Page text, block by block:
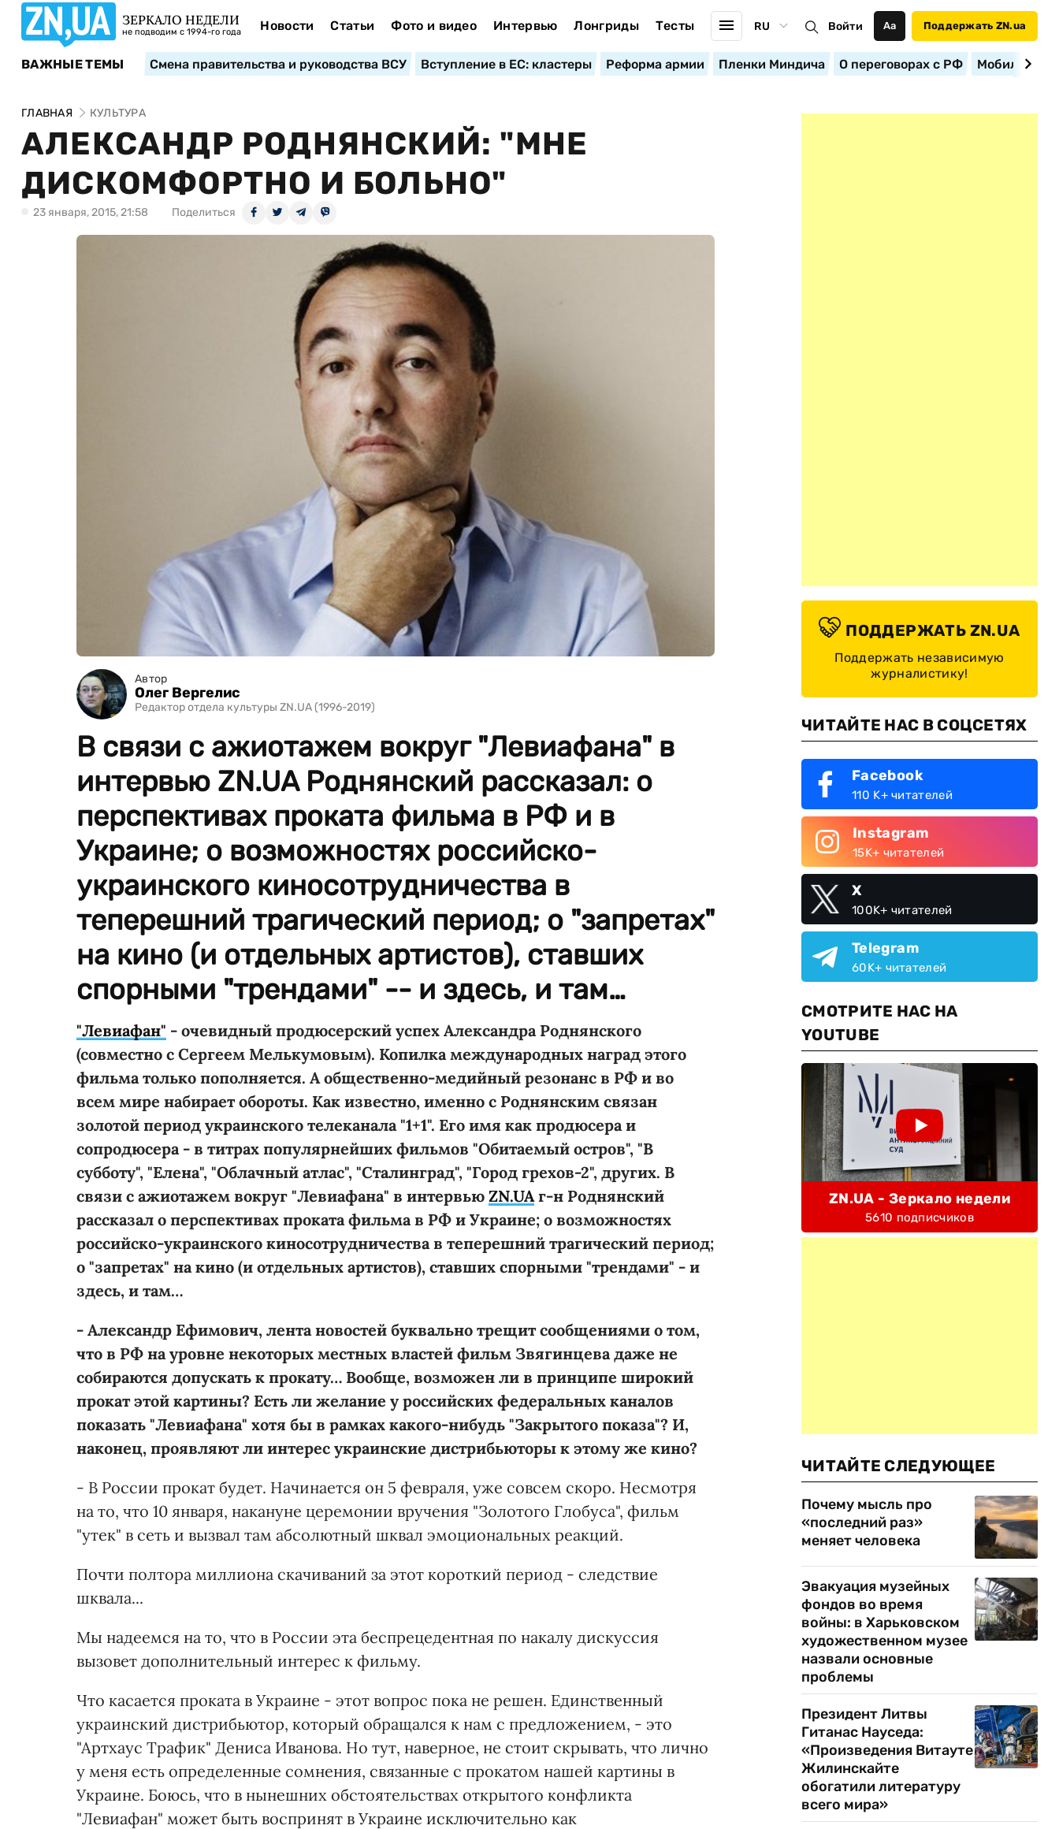
ЗЕРКАЛО НЕДЕЛИ
не подводим с 1994-го года Новости Статьи Фото и видео Интервью Лонгриды Тесты RU Войти Аа Поддержать ZN.ua
ВАЖНЫЕ ТЕМЫ Смена правительства и руководства ВСУ Вступление в ЕС: кластеры Реформа армии Пленки Миндича О переговорах с РФ
ГЛАВНАЯ КУЛЬТУРА
АЛЕКСАНДР РОДНЯНСКИЙ: "МНЕ
ДИСКОМФОРТНО И БОЛЬНО"
23 января, 2015, 21:58 Поделиться
Автор
Олег Вергелис
Редактор отдела культуры ZN.UA (1996-2019)
В связи с ажиотажем вокруг "Левиафана" в
интервью ZN.UA Роднянский рассказал: о
перспективах проката фильма в РФ и в
Украине; о возможностях российско-
украинского киносотрудничества в
теперешний трагический период; о "запретах"
на кино (и отдельных артистов), ставших
спорными "трендами" -- и здесь, и там…
"Левиафан" - очевидный продюсерский успех Александра Роднянского
(совместно с Сергеем Мелькумовым). Копилка международных наград этого
фильма только пополняется. А общественно-медийный резонанс в РФ и во
всем мире набирает обороты. Как известно, именно с Роднянским связан
золотой период украинского телеканала "1+1". Его имя как продюсера и
сопродюсера - в титрах популярнейших фильмов "Обитаемый остров", "В
субботу", "Елена", "Облачный атлас", "Сталинград", "Город грехов-2", других. В
связи с ажиотажем вокруг "Левиафана" в интервью ZN.UAг-н Роднянский
рассказал о перспективах проката фильма в РФ и Украине; о возможностях
российско-украинского киносотрудничества в теперешний трагический период;
о "запретах" на кино (и отдельных артистов), ставших спорными "трендами" - и
здесь, и там…
- Александр Ефимович, лента новостей буквально трещит сообщениями о том,
что в РФ на уровне некоторых местных властей фильм Звягинцева даже не
собираются допускать к прокату… Вообще, возможен ли в принципе широкий
прокат этой картины? Есть ли желание у российских федеральных каналов
показать "Левиафана" хотя бы в рамках какого-нибудь "Закрытого показа"? И,
наконец, проявляют ли интерес украинские дистрибьюторы к этому же кино?
- В России прокат будет. Начинается он 5 февраля, уже совсем скоро. Несмотря
на то, что 10 января, накануне церемонии вручения "Золотого Глобуса", фильм
"утек" в сеть и вызвал там абсолютный шквал эмоциональных реакций.
Почти полтора миллиона скачиваний за этот короткий период - следствие
шквала...
Мы надеемся на то, что в России эта беспрецедентная по накалу дискуссия
вызовет дополнительный интерес к фильму.
Что касается проката в Украине - этот вопрос пока не решен. Единственный
украинский дистрибьютор, который обращался к нам с предложением, - это
"Артхаус Трафик" Дениса Иванова. Но тут, наверное, не стоит скрывать, что лично
у меня есть определенные сомнения, связанные с прокатом нашей картины в
Украине. Боюсь, что в нынешних обстоятельствах открытого конфликта
"Левиафан" может быть воспринят в Украине исключительно как
ПОДДЕРЖАТЬ ZN.UA
Поддержать независимую
журналистику!
ЧИТАЙТЕ НАС В СОЦСЕТЯХ
Facebook
110 K+ читателей
Instagram
15K+ читателей
X
100K+ читателей
Telegram
60K+ читателей
СМОТРИТЕ НАС НА
YOUTUBE
ZN.UA - Зеркало недели
5610 подписчиков
ЧИТАЙТЕ СЛЕДУЮЩЕЕ
Почему мысль про
«последний раз»
меняет человека
Эвакуация музейных
фондов во время
войны: в Харьковском
художественном музее
назвали основные
проблемы
Президент Литвы
Гитанас Науседа:
«Произведения Витауте
Жилинскайте
обогатили литературу
всего мира»